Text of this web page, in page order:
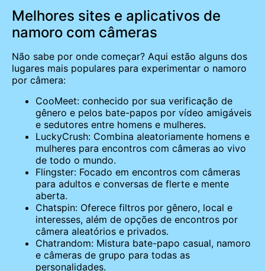
Melhores sites e aplicativos de
namoro com câmeras
Não sabe por onde começar? Aqui estão alguns dos
lugares mais populares para experimentar o namoro
por câmera:
CooMeet: conhecido por sua verificação de
gênero e pelos bate-papos por vídeo amigáveis
e sedutores entre homens e mulheres.
LuckyCrush: Combina aleatoriamente homens e
mulheres para encontros com câmeras ao vivo
de todo o mundo.
Flingster: Focado em encontros com câmeras
para adultos e conversas de flerte e mente
aberta.
Chatspin: Oferece filtros por gênero, local e
interesses, além de opções de encontros por
câmera aleatórios e privados.
Chatrandom: Mistura bate-papo casual, namoro
e câmeras de grupo para todas as
personalidades.